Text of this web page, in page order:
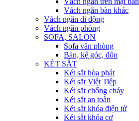
Vách ngăn bàn khác
Vách ngăn di động
Vách ngăn phòng
SOFA, SALON
Sofa văn phòng
Bàn, kệ góc, đôn
KÉT SẮT
Két sắt hòa phát
Két sắt Việt Tiệp
Két sắt chống cháy
Két sắt an toàn
Két sắt khóa điện tử
Két sắt khóa cơ